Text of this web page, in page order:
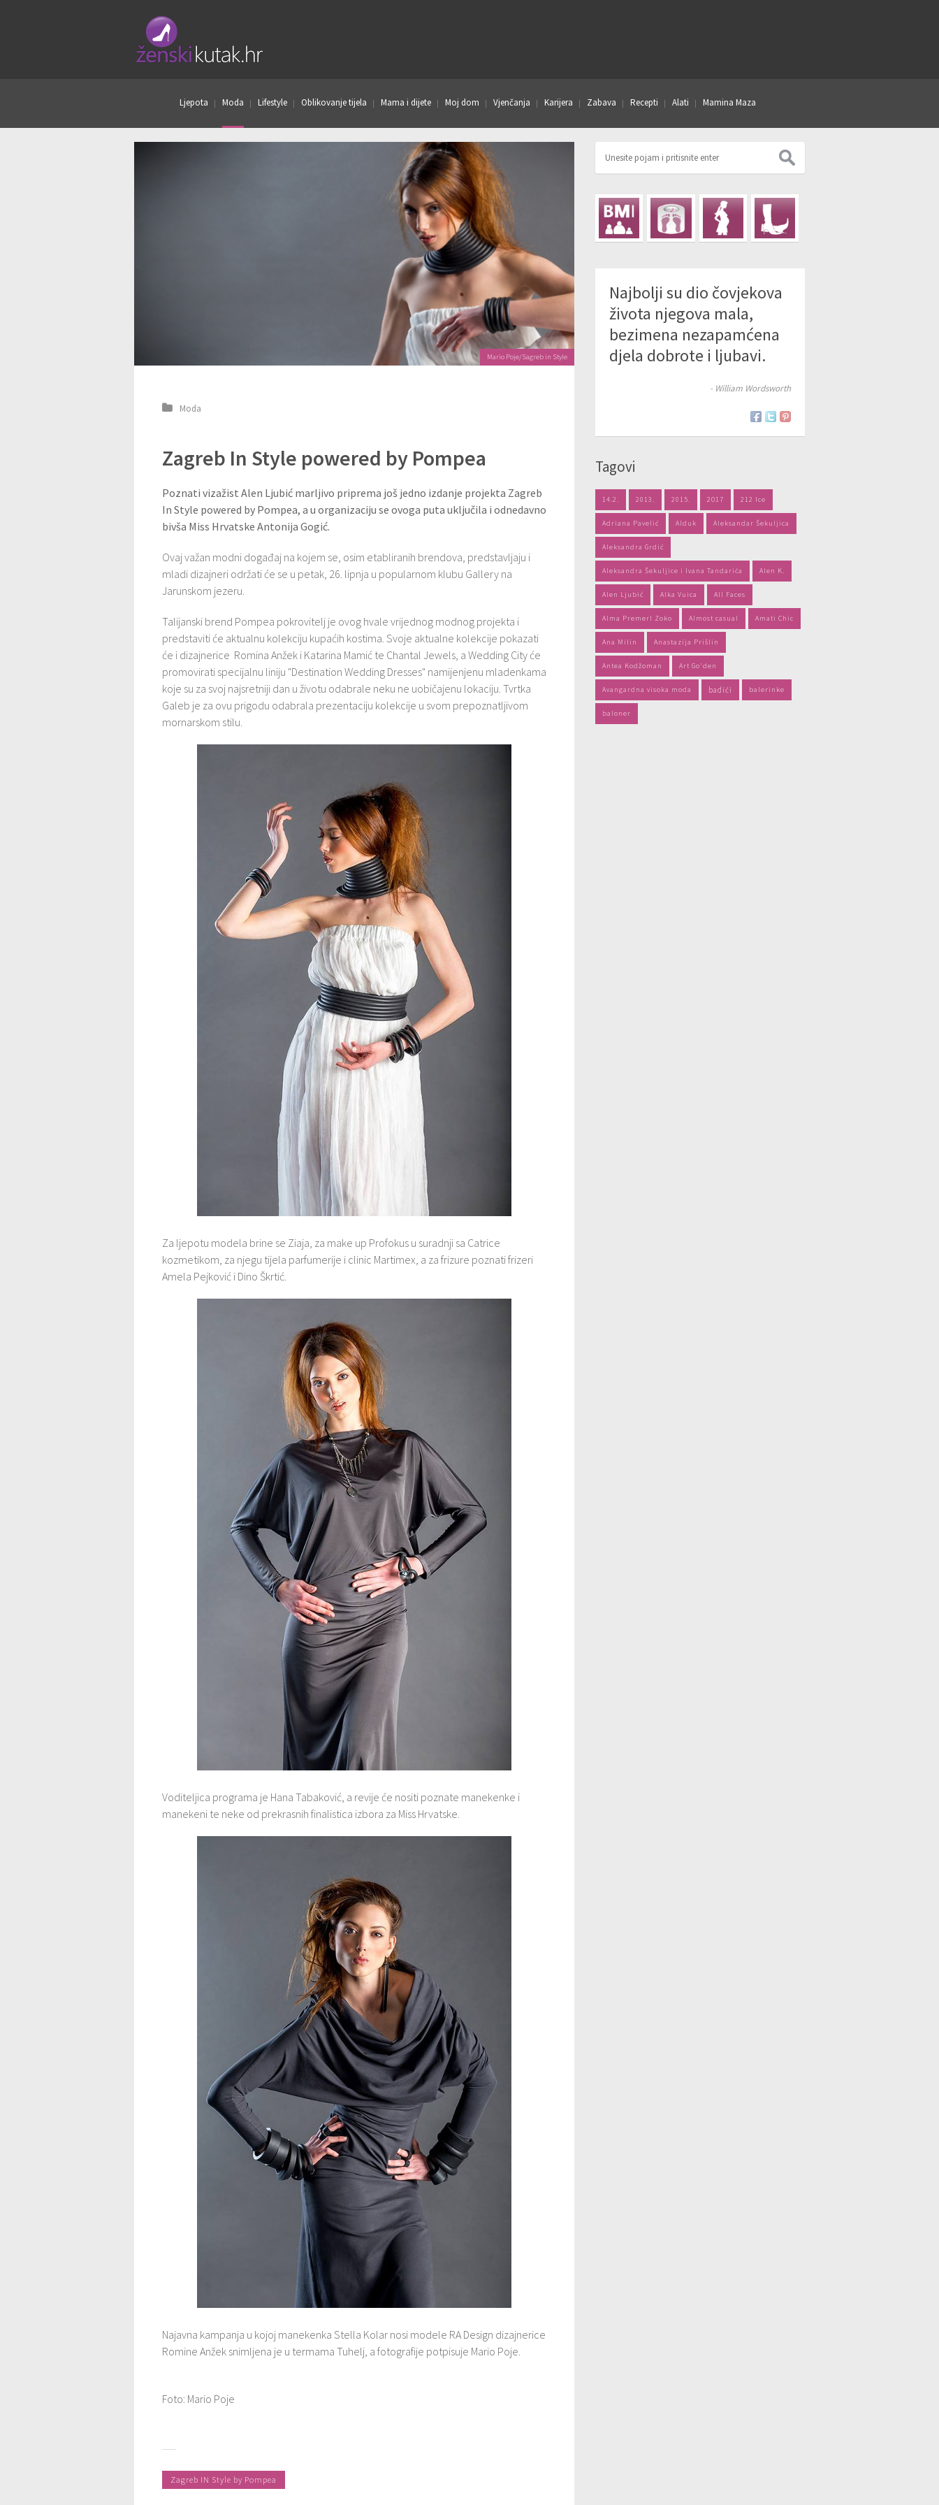
Ljepota Moda Lifestyle Oblikovanje tijela Mama i dijete Moj dom Vjenčanja Karijera Zabava Recepti Alati Mamina Maza
Mario Poje/Sagreb in Style
Moda
Zagreb In Style powered by Pompea
Poznati vizažist Alen Ljubić marljivo priprema još jedno izdanje projekta Zagreb
In Style powered by Pompea, a u organizaciju se ovoga puta uključila i odnedavno
bivša Miss Hrvatske Antonija Gogić.
Ovaj važan modni događaj na kojem se, osim etabliranih brendova, predstavljaju i
mladi dizajneri održati će se u petak, 26. lipnja u popularnom klubu Gallery na
Jarunskom jezeru.
Talijanski brend Pompea pokrovitelj je ovog hvale vrijednog modnog projekta i
predstaviti će aktualnu kolekciju kupaćih kostima. Svoje aktualne kolekcije pokazati
će i dizajnerice Romina Anžek i Katarina Mamić te Chantal Jewels, a Wedding City će
promovirati specijalnu liniju "Destination Wedding Dresses" namijenjenu mladenkama
koje su za svoj najsretniji dan u životu odabrale neku ne uobičajenu lokaciju. Tvrtka
Galeb je za ovu prigodu odabrala prezentaciju kolekcije u svom prepoznatljivom
mornarskom stilu.
Za ljepotu modela brine se Ziaja, za make up Profokus u suradnji sa Catrice
kozmetikom, za njegu tijela parfumerije i clinic Martimex, a za frizure poznati frizeri
Amela Pejković i Dino Škrtić.
Voditeljica programa je Hana Tabaković, a revije će nositi poznate manekenke i
manekeni te neke od prekrasnih finalistica izbora za Miss Hrvatske.
Najavna kampanja u kojoj manekenka Stella Kolar nosi modele RA Design dizajnerice
Romine Anžek snimljena je u termama Tuhelj, a fotografije potpisuje Mario Poje.
Foto: Mario Poje
Zagreb IN Style by Pompea
Najbolji su dio čovjekova
života njegova mala,
bezimena nezapamćena
djela dobrote i ljubavi.
- William Wordsworth
Tagovi
14.2. 2013. 2015. 2017 212 Ice
Adriana Pavelić Alduk Aleksandar Šekuljica
Aleksandra Grdić
Aleksandra Šekuljice i Ivana Tandarića Alen K.
Alen Ljubić Alka Vuica All Faces
Alma Premerl Zoko Almost casual Amati Chic
Ana Milin Anastazija Prišlin
Antea Kodžoman Art Go'den
Avangardna visoka moda badići balerinke
baloner